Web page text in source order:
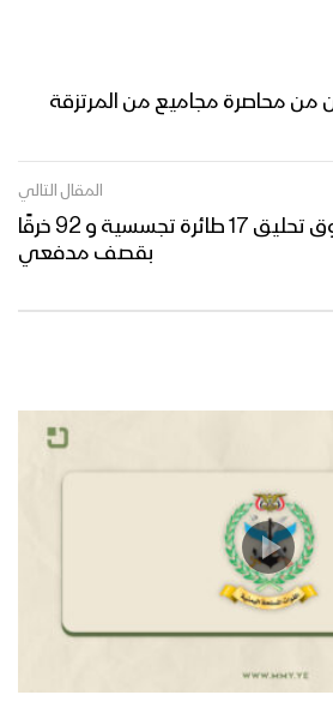
من محاصرة مجاميع من المرتزقة
المقال التالي
المصدر: بين الخروق تحليق 17 طائرة تجسسية و 92 خرقًا
بقصف مدفعي